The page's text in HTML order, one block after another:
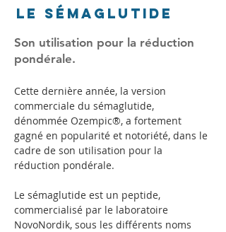
Le Sémaglutide
Son utilisation pour la réduction
pondérale.
Cette dernière année, la version
commerciale du sémaglutide,
dénommée Ozempic®, a fortement
gagné en popularité et notoriété, dans le
cadre de son utilisation pour la
réduction pondérale.
Le sémaglutide est un peptide,
commercialisé par le laboratoire
NovoNordik, sous les différents noms